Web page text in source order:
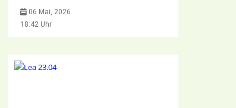
06 Mai, 2026
18:42 Uhr